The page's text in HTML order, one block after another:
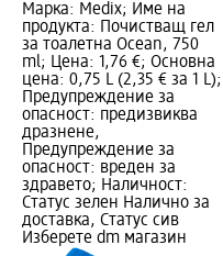
Марка: Medix; Име на
продукта: Почистващ гел
за тоалетна Ocean, 750
ml; Цена: 1,76 €; Основна
цена: 0,75 L (2,35 € за 1 L);
Предупреждение за
опасност: предизвиква
дразнене,
Предупреждение за
опасност: вреден за
здравето; Наличност:
Статус зелен Налично за
доставка, Статус сив
Изберете dm магазин